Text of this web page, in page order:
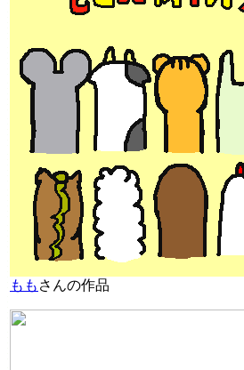
もも さんの作品